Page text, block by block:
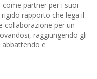
come partner per i suoi
rapporto che lega il
collaborazione per un
raggiungendo gli
e